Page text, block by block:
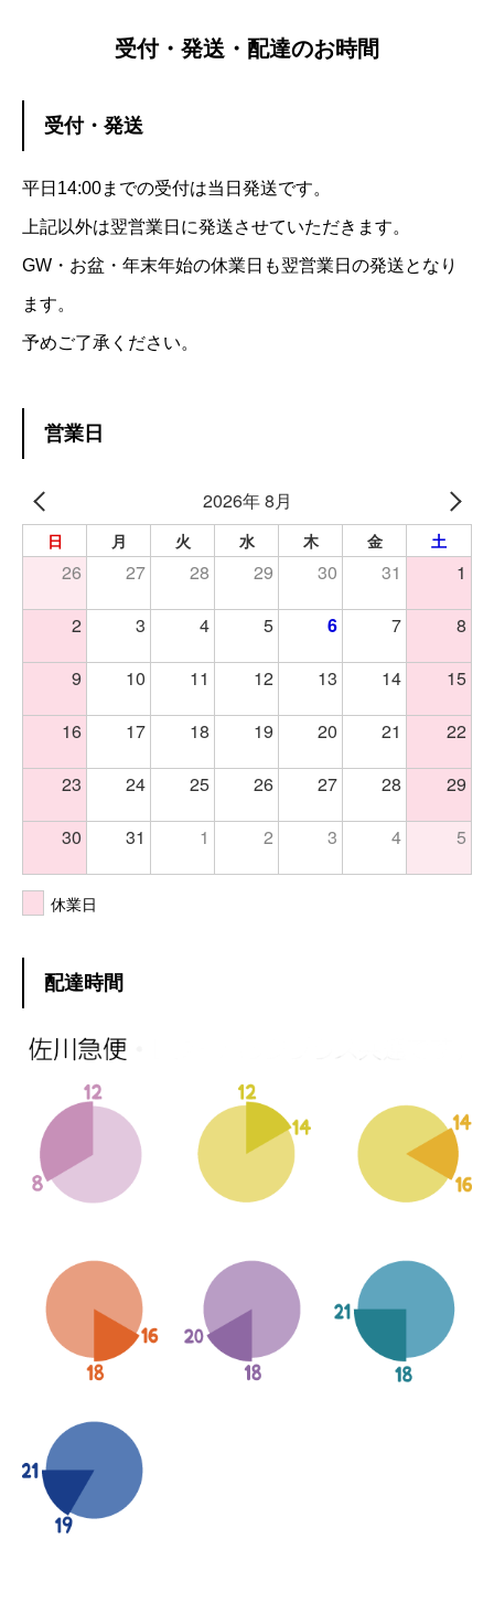
受付・発送・配達のお時間
受付・発送
平日14:00までの受付は当日発送です。
上記以外は翌営業日に発送させていただきます。
GW・お盆・年末年始の休業日も翌営業日の発送となり
ます。
予めご了承ください。
営業日
2026年 8月
日 月 火 水 木 金 土
26 27 28 29 30 31 1
2 3 4 5 6 7 8
9 10 11 12 13 14 15
16 17 18 19 20 21 22
23 24 25 26 27 28 29
30 31 1 2 3 4 5
休業日
配達時間